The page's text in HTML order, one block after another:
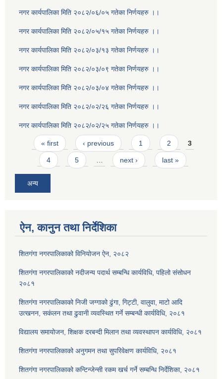
नगर कार्यपालिका मिति २०८२/०६/०५ गतेका निर्णयहरु ।।
नगर कार्यपालिका मिति २०८२/०५/१५ गतेका निर्णयहरु ।।
नगर कार्यपालिका मिति २०८२/०३/१३ गतेका निर्णयहरु ।।
नगर कार्यपालिका मिति २०८२/०३/०९ गतेका निर्णयहरु ।।
नगर कार्यपालिका मिति २०८२/०३/०४ गतेका निर्णयहरु ।।
नगर कार्यपालिका मिति २०८२/०२/२६ गतेका निर्णयहरु ।।
नगर कार्यपालिका मिति २०८२/०२/२५ गतेका निर्णयहरु ।।
Pages
« first ‹ previous 1 2 3
4 5 … next › last »
अन्य
ऐन, कानुन तथा निर्देशिका
शितगंगा नगरपालिकाको विनियोजन ऐन, २०८२
शितगंगा नगरपालिकाको नदीजन्य पदार्थ सम्बन्धि कार्यविधि, पहिलो संसोधन
२०८१
शितगंगा नगरपालिकाको निजी जग्गाको ढुंगा, गिट्टी, वालुवा, माटो आदि
उत्खनन, सकंलन तथा ढुवानी व्यवस्थित गर्ने सम्बन्धी कार्यविधि, २०८१
विद्यालय समायोजन, शिक्षक दरबन्दी मिलान तथा व्यवस्थापन कार्यविधि, २०८१
शितगंगा नगरपालिकाको अनुगमन तथा सुपरिवेक्षण कार्यविधि, २०८१
शितगंगा नगरपालिकाको कन्टिन्जेन्सी रकम खर्च गर्ने सम्बन्धि निर्देशिका, २०८१